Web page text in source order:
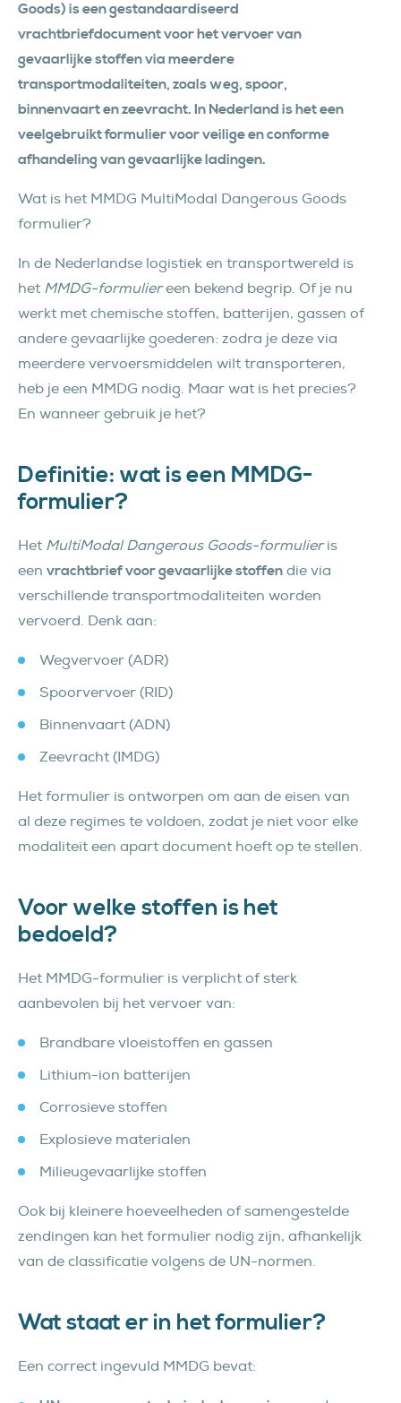
Goods) is een gestandaardiseerd
vrachtbriefdocument voor het vervoer van
gevaarlijke stoffen via meerdere
transportmodaliteiten, zoals weg, spoor,
binnenvaart en zeevracht. In Nederland is het een
veelgebruikt formulier voor veilige en conforme
afhandeling van gevaarlijke ladingen.
Wat is het MMDG MultiModal Dangerous Goods
formulier?
In de Nederlandse logistiek en transportwereld is
het MMDG-formuliereen bekend begrip. Of je nu
werkt met chemische stoffen, batterijen, gassen of
andere gevaarlijke goederen: zodra je deze via
meerdere vervoersmiddelen wilt transporteren,
heb je een MMDG nodig. Maar wat is het precies?
En wanneer gebruik je het?
Definitie: wat is een MMDG-
formulier?
Het MultiModal Dangerous Goods-formulieris
een vrachtbrief voor gevaarlijke stoffen die via
verschillende transportmodaliteiten worden
vervoerd. Denk aan:
Wegvervoer (ADR)
Spoorvervoer (RID)
Binnenvaart (ADN)
Zeevracht (IMDG)
Het formulier is ontworpen om aan de eisen van
al deze regimes te voldoen, zodat je niet voor elke
modaliteit een apart document hoeft op te stellen.
Voor welke stoffen is het
bedoeld?
Het MMDG-formulier is verplicht of sterk
aanbevolen bij het vervoer van:
Brandbare vloeistoffen en gassen
Lithium-ion batterijen
Corrosieve stoffen
Explosieve materialen
Milieugevaarlijke stoffen
Ook bij kleinere hoeveelheden of samengestelde
zendingen kan het formulier nodig zijn, afhankelijk
van de classificatie volgens de UN-normen.
Wat staat er in het formulier?
Een correct ingevuld MMDG bevat: